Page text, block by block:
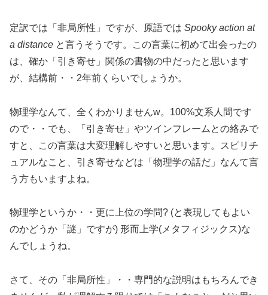
定訳では「非局所性」ですが、原語では Spooky action at
a distance と言うそうです。この言葉に初めて出会ったの
は、確か「引き寄せ」関係の書物の中だったと思います
が、結構前・・2年前くらいでしょうか。
物理学なんて、全くわかりませんw。100%文系人間です
ので・・でも、「引き寄せ」やツインフレームとの絡みで
すと、この言葉は大変理解しやすいと思います。スピリチ
ュアルなこと、引き寄せなどは「物理学の話だ」なんて言
う方もいますよね。
物理学というか・・更に上位の学問? (と表現してもよい
のかどうか「謎」ですが) 形而上学(メタフィジックス)な
んでしょうね。
さて、その「非局所性」・・専門的な説明はもちろんでき